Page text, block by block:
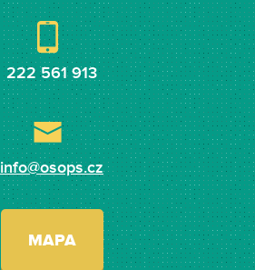
222 561 913
info@osops.cz
MAPA